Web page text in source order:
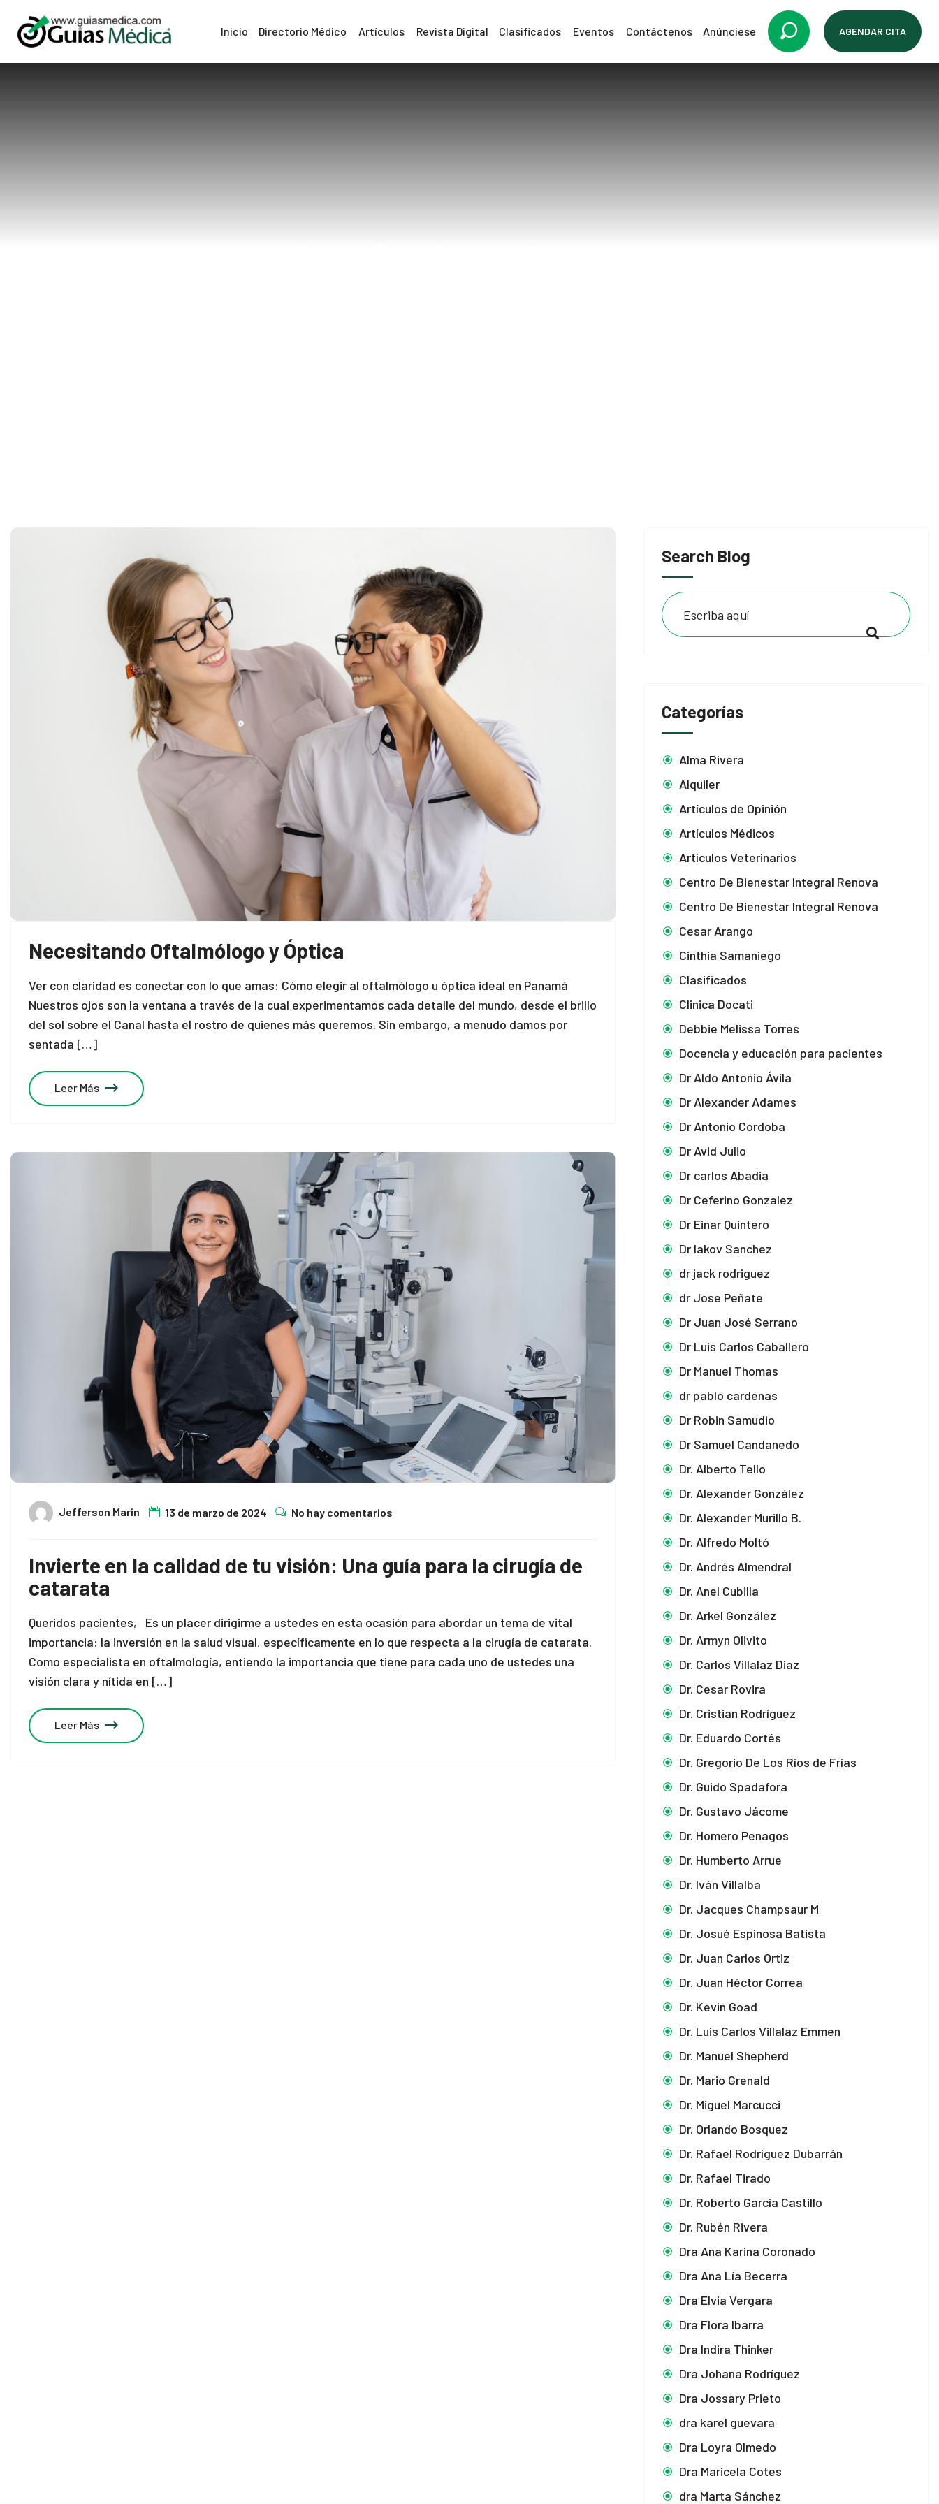
Inicio Directorio Médico Artículos Revista Digital Clasificados Eventos Contáctenos Anúnciese AGENDAR CITA
Search Blog
Categorías
Alma Rivera
Alquiler
Artículos de Opinión
Artículos Médicos
Artículos Veterinarios
Centro De Bienestar Integral Renova
Centro De Bienestar Integral Renova
Cesar Arango
Cinthia Samaniego
Clasificados
Clinica Docati
Debbie Melissa Torres
Docencia y educación para pacientes
Dr Aldo Antonio Ávila
Dr Alexander Adames
Dr Antonio Cordoba
Dr Avid Julio
Dr carlos Abadia
Dr Ceferino Gonzalez
Dr Einar Quintero
Dr Iakov Sanchez
dr jack rodriguez
dr Jose Peñate
Dr Juan José Serrano
Dr Luis Carlos Caballero
Dr Manuel Thomas
dr pablo cardenas
Dr Robin Samudio
Dr Samuel Candanedo
Dr. Alberto Tello
Dr. Alexander González
Dr. Alexander Murillo B.
Dr. Alfredo Moltó
Dr. Andrés Almendral
Dr. Anel Cubilla
Dr. Arkel González
Dr. Armyn Olivito
Dr. Carlos Villalaz Diaz
Dr. Cesar Rovira
Dr. Cristian Rodríguez
Dr. Eduardo Cortés
Dr. Gregorio De Los Ríos de Frías
Dr. Guido Spadafora
Dr. Gustavo Jácome
Dr. Homero Penagos
Dr. Humberto Arrue
Dr. Iván Villalba
Dr. Jacques Champsaur M
Dr. Josué Espinosa Batista
Dr. Juan Carlos Ortiz
Dr. Juan Héctor Correa
Dr. Kevin Goad
Dr. Luis Carlos Villalaz Emmen
Dr. Manuel Shepherd
Dr. Mario Grenald
Dr. Miguel Marcucci
Dr. Orlando Bosquez
Dr. Rafael Rodríguez Dubarrán
Dr. Rafael Tirado
Dr. Roberto García Castillo
Dr. Rubén Rivera
Dra Ana Karina Coronado
Dra Ana Lía Becerra
Dra Elvia Vergara
Dra Flora Ibarra
Dra Indira Thinker
Dra Johana Rodríguez
Dra Jossary Prieto
dra karel guevara
Dra Loyra Olmedo
Dra Maricela Cotes
dra Marta Sánchez
Necesitando Oftalmólogo y Óptica
Ver con claridad es conectar con lo que amas: Cómo elegir al oftalmólogo u óptica ideal en Panamá
Nuestros ojos son la ventana a través de la cual experimentamos cada detalle del mundo, desde el brillo
del sol sobre el Canal hasta el rostro de quienes más queremos. Sin embargo, a menudo damos por
sentada […]
Leer Más
Jefferson Marin 13 de marzo de 2024 No hay comentarios
Invierte en la calidad de tu visión: Una guía para la cirugía de
catarata
Queridos pacientes, Es un placer dirigirme a ustedes en esta ocasión para abordar un tema de vital
importancia: la inversión en la salud visual, específicamente en lo que respecta a la cirugía de catarata.
Como especialista en oftalmología, entiendo la importancia que tiene para cada uno de ustedes una
visión clara y nítida en […]
Leer Más